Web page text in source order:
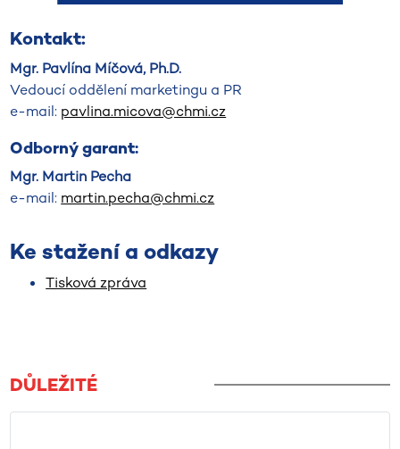
Kontakt:
Mgr. Pavlína Míčová, Ph.D.
Vedoucí oddělení marketingu a PR
e-mail: pavlina.micova@chmi.cz
Odborný garant:
Mgr. Martin Pecha
e-mail: martin.pecha@chmi.cz
Ke stažení a odkazy
Tisková zpráva
DŮLEŽITÉ